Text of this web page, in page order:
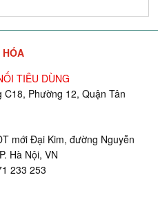
HÓA
TIÊU DÙNG
Phường 12, Quận Tân
mới Đại Kim, đường Nguyễn
Hà Nội, VN
233 253